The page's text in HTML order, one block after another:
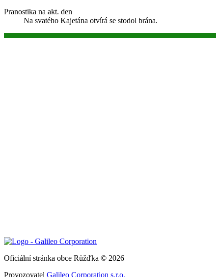
Pranostika na akt. den
Na svatého Kajetána otvírá se stodol brána.
Oficiální stránka obce Růžďka © 2026
Provozovatel Galileo Corporation s.r.o.